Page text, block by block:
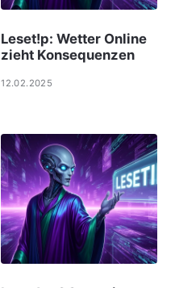
Leset!p: Wetter Online
zieht Konsequenzen
12.02.2025